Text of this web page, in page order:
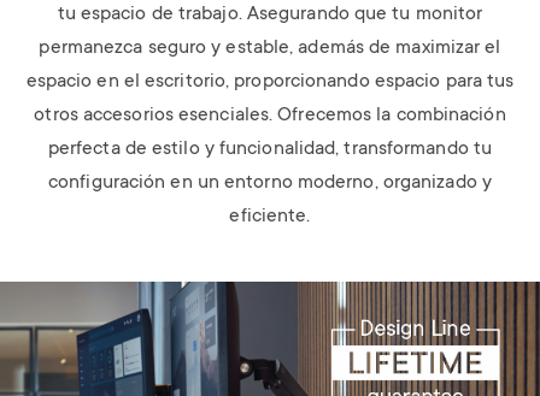
tu espacio de trabajo. Asegurando que tu monitor
permanezca seguro y estable, además de maximizar el
espacio en el escritorio, proporcionando espacio para tus
otros accesorios esenciales. Ofrecemos la combinación
perfecta de estilo y funcionalidad, transformando tu
configuración en un entorno moderno, organizado y
eficiente.